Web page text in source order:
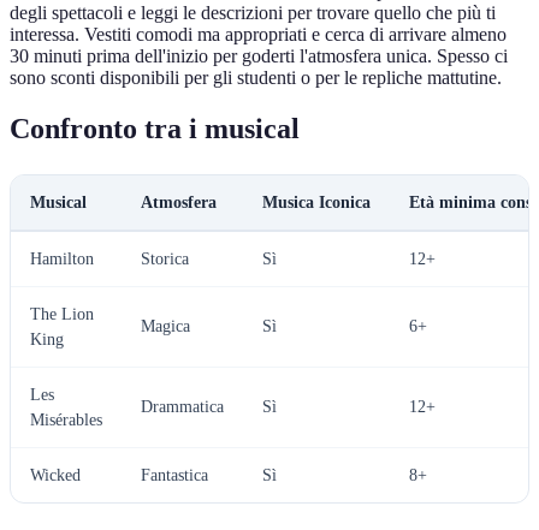
degli spettacoli e leggi le descrizioni per trovare quello che più ti
interessa. Vestiti comodi ma appropriati e cerca di arrivare almeno
30 minuti prima dell'inizio per goderti l'atmosfera unica. Spesso ci
sono sconti disponibili per gli studenti o per le repliche mattutine.
Confronto tra i musical
Musical Atmosfera Musica Iconica Età minima
Hamilton Storica Sì 12+
The Lion
King
Magica Sì 6+
Les
Misérables
Drammatica Sì 12+
Wicked Fantastica Sì 8+